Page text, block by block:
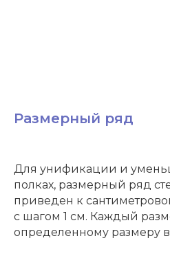
Размерный ряд
Для унификации и
полках, размерный ряд
приведен к
с шагом 1 см. Каждый
определенному размеру в